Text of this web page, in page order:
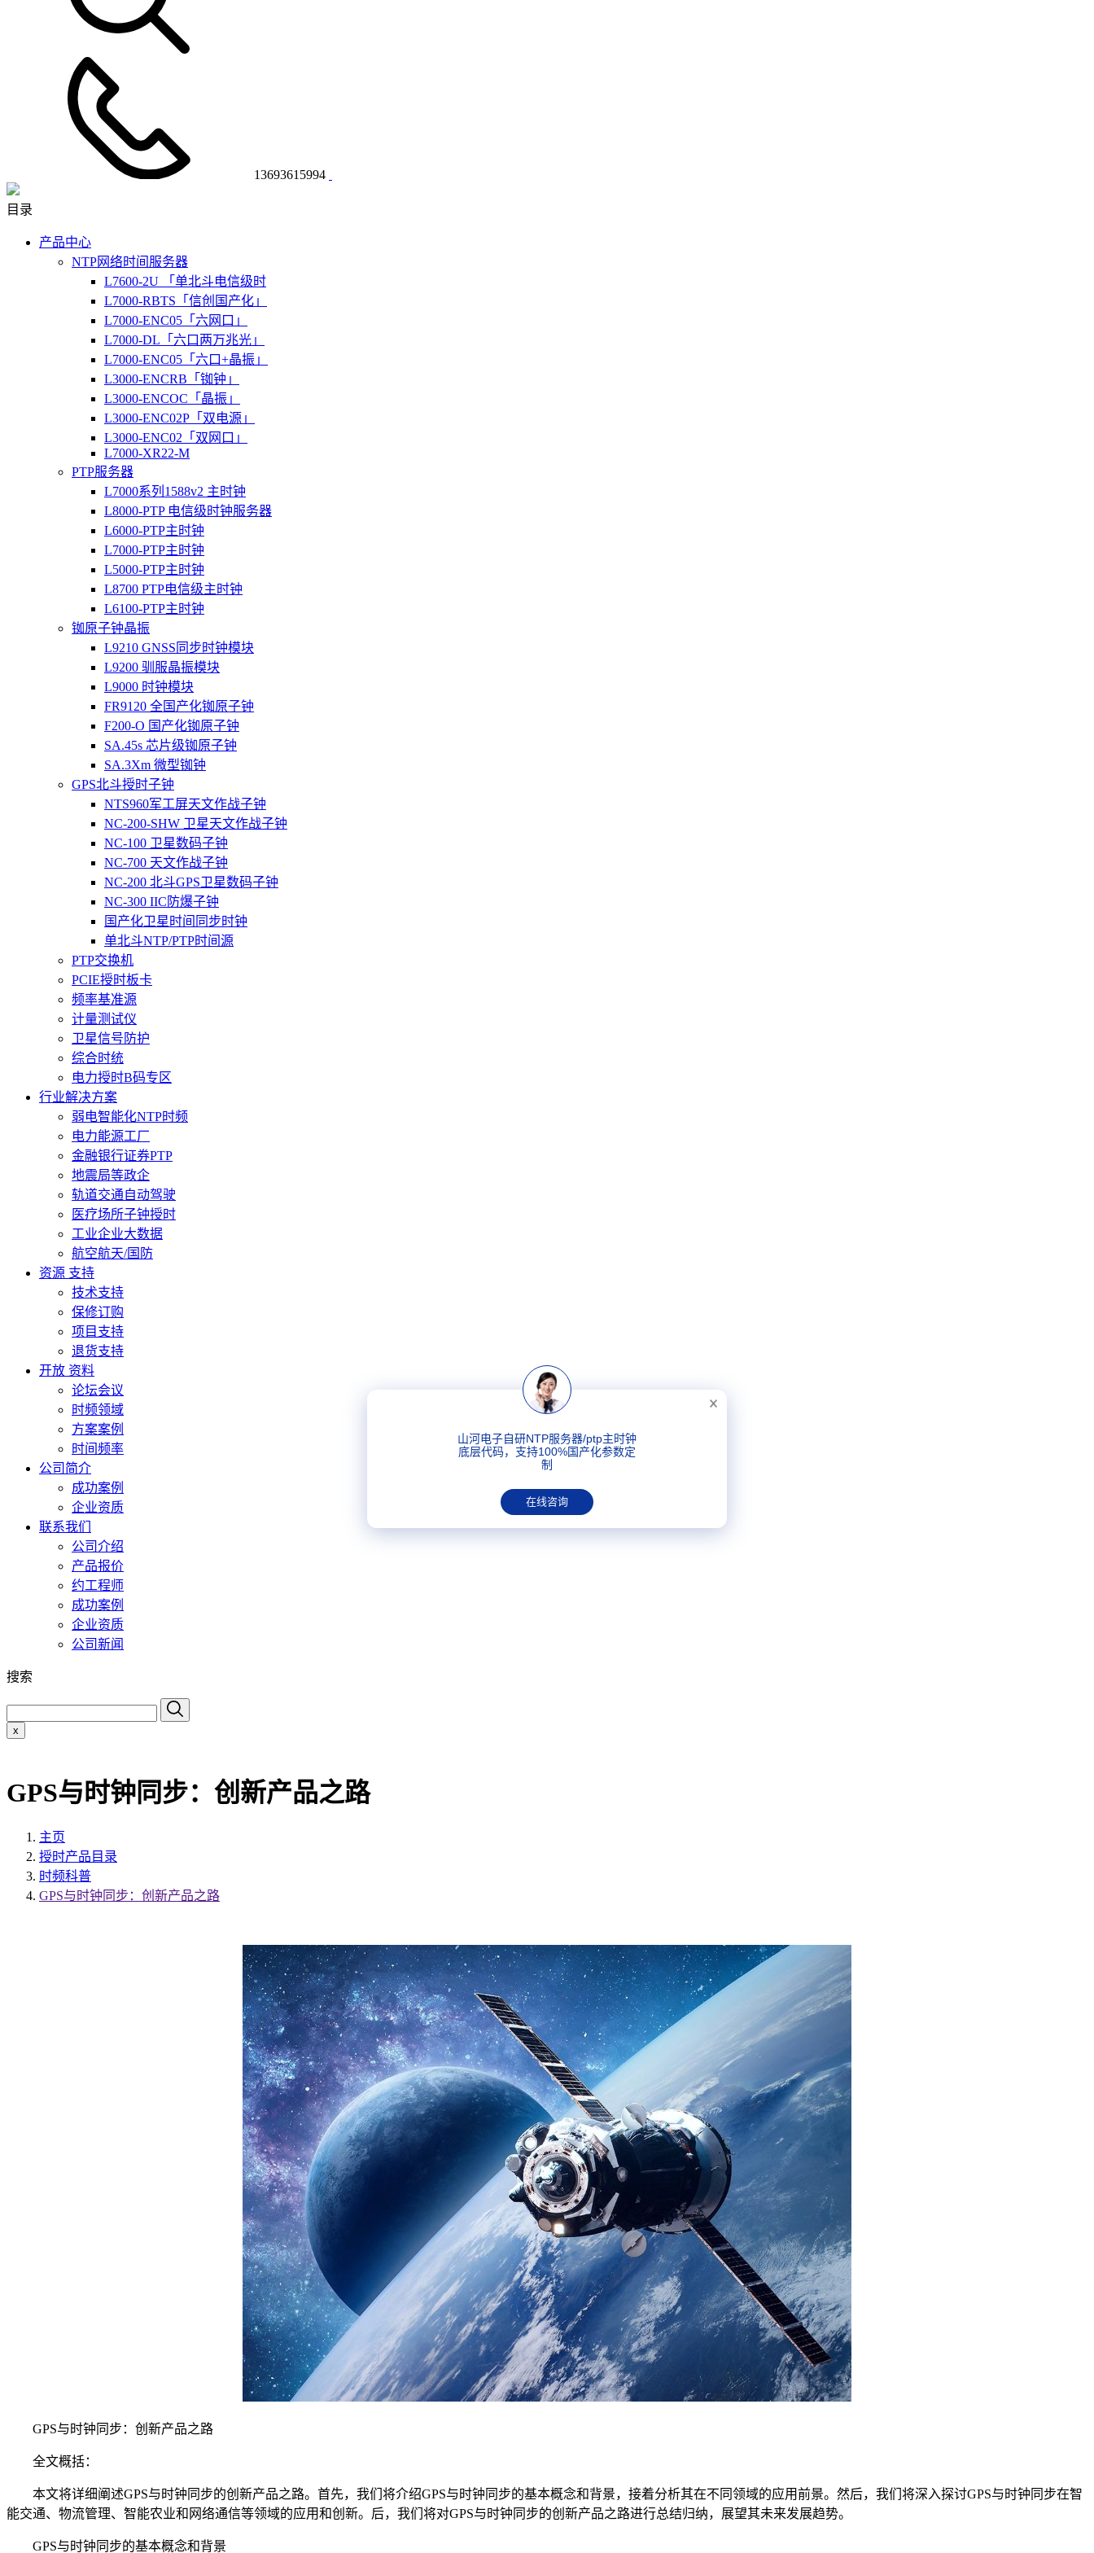
13693615994
目录
产品中心
NTP网络时间服务器
L7600-2U 「单北斗电信级时
L7000-RBTS「信创国产化」
L7000-ENC05「六网口」
L7000-DL「六口两万兆光」
L7000-ENC05「六口+晶振」
L3000-ENCRB「铷钟」
L3000-ENCOC「晶振」
L3000-ENC02P「双电源」
L3000-ENC02「双网口」
L7000-XR22-M
PTP服务器
L7000系列1588v2 主时钟
L8000-PTP 电信级时钟服务器
L6000-PTP主时钟
L7000-PTP主时钟
L5000-PTP主时钟
L8700 PTP电信级主时钟
L6100-PTP主时钟
铷原子钟晶振
L9210 GNSS同步时钟模块
L9200 驯服晶振模块
L9000 时钟模块
FR9120 全国产化铷原子钟
F200-O 国产化铷原子钟
SA.45s 芯片级铷原子钟
SA.3Xm 微型铷钟
GPS北斗授时子钟
NTS960军工屏天文作战子钟
NC-200-SHW 卫星天文作战子钟
NC-100 卫星数码子钟
NC-700 天文作战子钟
NC-200 北斗GPS卫星数码子钟
NC-300 IIC防爆子钟
国产化卫星时间同步时钟
单北斗NTP/PTP时间源
PTP交换机
PCIE授时板卡
频率基准源
计量测试仪
卫星信号防护
综合时统
电力授时B码专区
行业解决方案
弱电智能化NTP时频
电力能源工厂
金融银行证券PTP
地震局等政企
轨道交通自动驾驶
医疗场所子钟授时
工业企业大数据
航空航天/国防
资源 支持
技术支持
保修订购
项目支持
退货支持
开放 资料
论坛会议
时频领域
方案案例
时间频率
公司简介
成功案例
企业资质
联系我们
公司介绍
产品报价
约工程师
成功案例
企业资质
公司新闻
搜索
x
GPS与时钟同步：创新产品之路
主页
授时产品目录
时频科普
GPS与时钟同步：创新产品之路
GPS与时钟同步：创新产品之路
全文概括：
本文将详细阐述GPS与时钟同步的创新产品之路。首先，我们将介绍GPS与时钟同步的基本概念和背景，接着分析其在不同领域的应用前景。然后，我们将深入探讨GPS与时钟同步在智
能交通、物流管理、智能农业和网络通信等领域的应用和创新。后，我们将对GPS与时钟同步的创新产品之路进行总结归纳，展望其未来发展趋势。
GPS与时钟同步的基本概念和背景
山河电子自研NTP服务器/ptp主时钟
底层代码，支持100%国产化参数定
制
在线咨询